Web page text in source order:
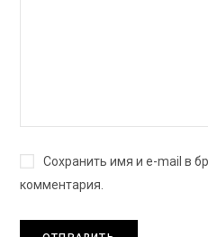
Сохранить имя и e-mail в
комментария.